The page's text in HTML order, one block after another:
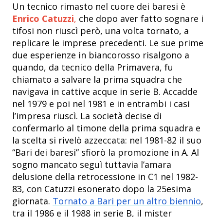
Un tecnico rimasto nel cuore dei baresi è
Enrico Catuzzi, che dopo aver fatto sognare i
tifosi non riuscì però, una volta tornato, a
replicare le imprese precedenti. Le sue prime
due esperienze in biancorosso risalgono a
quando, da tecnico della Primavera, fu
chiamato a salvare la prima squadra che
navigava in cattive acque in serie B. Accadde
nel 1979 e poi nel 1981 e in entrambi i casi
l’impresa riuscì. La società decise di
confermarlo al timone della prima squadra e
la scelta si rivelò azzeccata: nel 1981-82 il suo
“Bari dei baresi” sfiorò la promozione in A. Al
sogno mancato seguì tuttavia l’amara
delusione della retrocessione in C1 nel 1982-
83, con Catuzzi esonerato dopo la 25esima
giornata. Tornato a Bari per un altro biennio,
tra il 1986 e il 1988 in serie B, il mister